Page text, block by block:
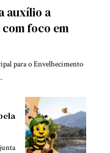
auxílio a
foco em
para o Envelhecimento